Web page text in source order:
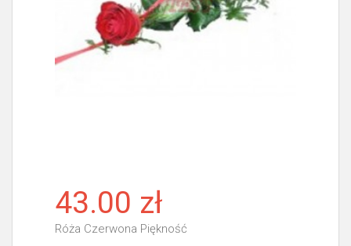
43.00 zł
Róża Czerwona Piękność